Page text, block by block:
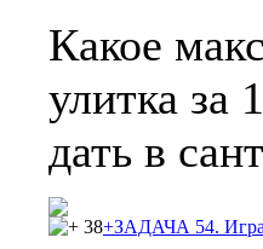
Какое
улитка за
дать в
38+ЗАДАЧА 54. Игра